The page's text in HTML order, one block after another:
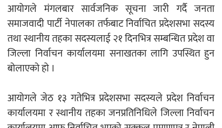
प्रेस काउन्सिल सदस्य नियुक्तिमा विभेद भयो :
जनमत पत्रकार संघ
परियोजना सकिनै लाग्दा खुल्यो वन उद्यमीले
सहुलियत ऋण लिने बाटो
आयोगले मंगलबार सार्वजनिक सूचना जारी गर्दै जनता
समाजवादी पार्टी नेपालका तर्फबाट निर्वाचित प्रदेशसभा सदस्य
तथा स्थानीय तहका सदस्यलाई २१ दिनभित्र सम्बन्धित प्रदेश वा
जिल्ला निर्वाचन कार्यालयमा सनाखतका लागि उपस्थित हुन
बोलाएको हो ।
आयोगले जेठ १३ गतेभित्र प्रदेशसभा सदस्यले प्रदेश निर्वाचन
कार्यालयमा र स्थानीय तहका जनप्रतिनिधिले जिल्ला निर्वाचन